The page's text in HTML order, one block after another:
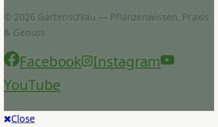
© 2026 Gartenschlau — Pflanzenwissen, Praxis
& Genuss
Facebook
Instagram
YouTube
Close